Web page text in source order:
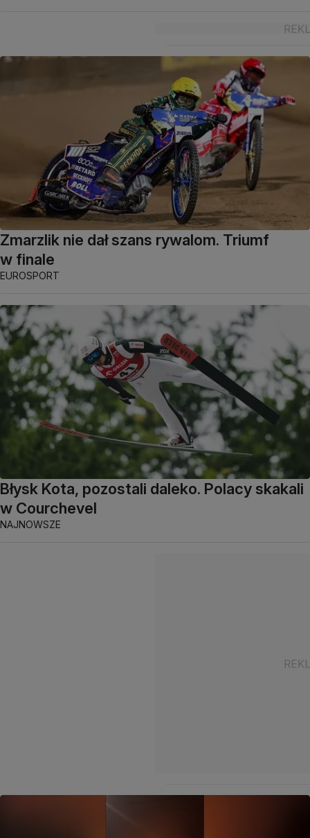
Zmarzlik nie dał szans rywalom. Triumf
w finale
EUROSPORT
Błysk Kota, pozostali daleko. Polacy skakali
w Courchevel
NAJNOWSZE